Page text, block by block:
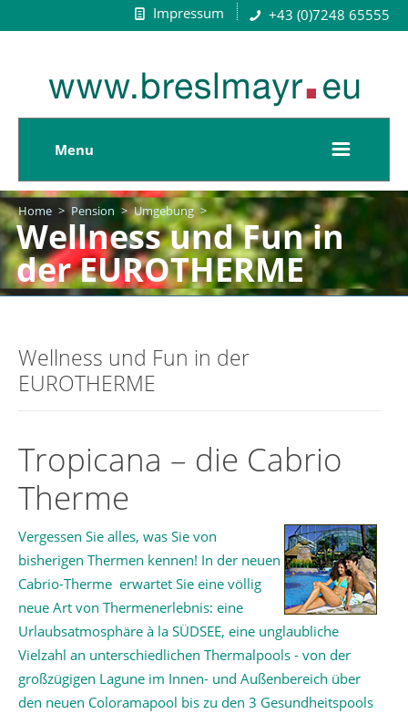
+43 (0)7248 65555
Impressum
Menu
Home > Pension > Umgebung >
Wellness und Fun in
der EUROTHERME
Wellness und Fun in der
EUROTHERME
Tropicana – die Cabrio
Therme
Vergessen Sie alles, was Sie von
bisherigen Thermen kennen! In der neuen
Cabrio-Therme erwartet Sie eine völlig
neue Art von Thermenerlebnis: eine
Urlaubsatmosphäre à la SÜDSEE, eine unglaubliche
Vielzahl an unterschiedlichen Thermalpools - von der
großzügigen Lagune im Innen- und Außenbereich über
den neuen Coloramapool bis zu den 3 Gesundheitspools